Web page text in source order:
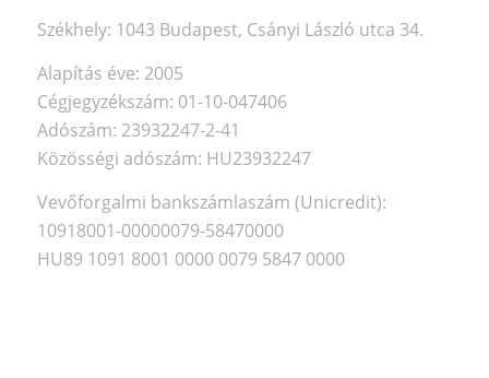
Székhely: 1043 Budapest, Csányi László utca 34.
Alapítás éve: 2005
Cégjegyzékszám: 01-10-047406
Adószám: 23932247-2-41
Közösségi adószám: HU23932247
Vevőforgalmi bankszámlaszám (Unicredit):
10918001-00000079-58470000
HU89 1091 8001 0000 0079 5847 0000